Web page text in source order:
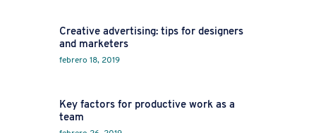
Creative advertising: tips for designers
and marketers
febrero 18, 2019
Key factors for productive work as a
team